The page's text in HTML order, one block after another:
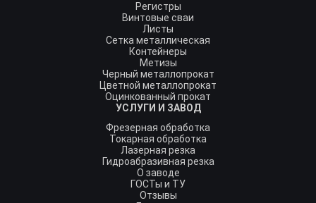
Регистры
Винтовые сваи
Листы
Сетка металлическая
Контейнеры
Метизы
Черный металлопрокат
Цветной металлопрокат
Оцинкованный прокат
УСЛУГИ И ЗАВОД
Фрезерная обработка
Токарная обработка
Лазерная резка
Гидроабразивная резка
О заводе
ГОСТы и ТУ
Отзывы